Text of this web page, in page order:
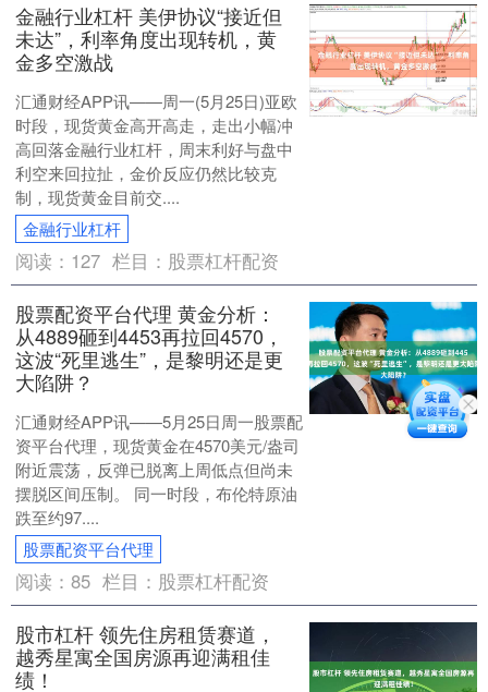
金融行业杠杆 美伊协议“接近但
未达”，利率角度出现转机，黄
金多空激战
汇通财经APP讯——周一(5月25日)亚欧
时段，现货黄金高开高走，走出小幅冲
高回落金融行业杠杆，周末利好与盘中
利空来回拉扯，金价反应仍然比较克
制，现货黄金目前交....
金融行业杠杆
阅读： 127 栏目： 股票杠杆配资
股票配资平台代理 黄金分析：
从4889砸到4453再拉回4570，
这波“死里逃生”，是黎明还是更
大陷阱？
汇通财经APP讯——5月25日周一股票配
资平台代理，现货黄金在4570美元/盎司
附近震荡，反弹已脱离上周低点但尚未
摆脱区间压制。 同一时段，布伦特原油
跌至约97....
股票配资平台代理
阅读：85 栏目： 股票杠杆配资
股市杠杆 领先住房租赁赛道，
越秀星寓全国房源再迎满租佳
绩！